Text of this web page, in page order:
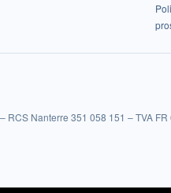
RCS Nanterre 351 058 151 – TVA